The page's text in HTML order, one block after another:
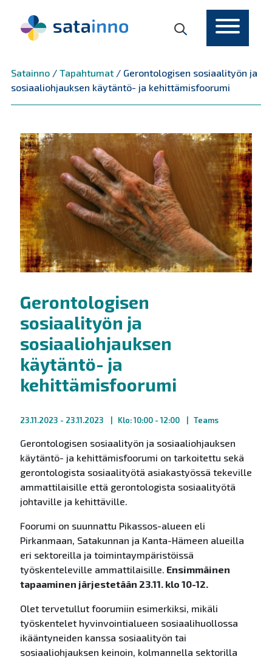
Satainno/ Tapahtumat/ Gerontologisen sosiaalityön ja
sosiaaliohjauksen käytäntö- ja kehittämisfoorumi
Gerontologisen
sosiaalityön ja
sosiaaliohjauksen
käytäntö- ja
kehittämisfoorumi
23.11.2023 - 23.11.2023 Klo: 10:00 - 12:00 Teams
Gerontologisen sosiaalityön ja sosiaaliohjauksen
käytäntö- ja kehittämisfoorumi on tarkoitettu sekä
gerontologista sosiaalityötä asiakastyössä tekeville
ammattilaisille että gerontologista sosiaalityötä
johtaville ja kehittäville.
Foorumi on suunnattu Pikassos-alueen eli
Pirkanmaan, Satakunnan ja Kanta-Hämeen alueilla
eri sektoreilla ja toimintaympäristöissä
työskenteleville ammattilaisille. Ensimmäinen
tapaaminen järjestetään 23.11. klo 10-12.
Olet tervetullut foorumiin esimerkiksi, mikäli
työskentelet hyvinvointialueen sosiaalihuollossa
ikääntyneiden kanssa sosiaalityön tai
sosiaaliohjauksen keinoin, kolmannella sektorilla